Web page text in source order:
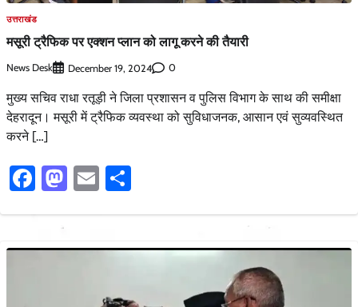
उत्तराखंड
मसूरी ट्रैफिक पर एक्शन प्लान को लागू करने की तैयारी
News Desk December 19, 2024 0
मुख्य सचिव राधा रतूड़ी ने जिला प्रशासन व पुलिस विभाग के साथ की समीक्षा
देहरादून। मसूरी में ट्रैफिक व्यवस्था को सुविधाजनक, आसान एवं सुव्यवस्थित
करने […]
Facebook
Mastodon
Email